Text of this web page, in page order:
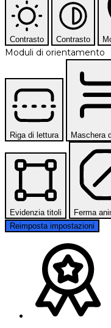
Contrasto Contrasto
Moduli di orientamento
Riga di lettura Maschera
Evidenzia titoli Ferma
Reimposta impostazioni